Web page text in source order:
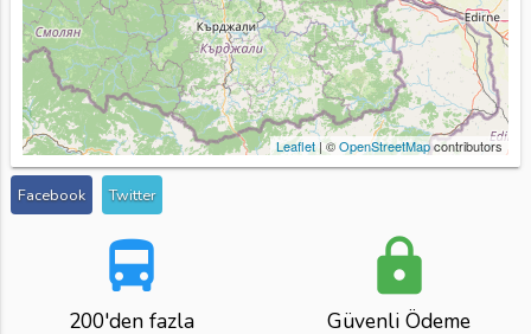
Leaflet | ©OpenStreetMapcontributors
Facebook Twitter
directions_bus
200'den fazla
lock
Güvenli Ödeme